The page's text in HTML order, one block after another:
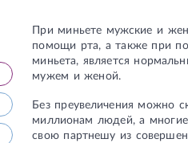
При миньете мужские и
помощи рта, а также при
миньета, является
мужем и женой.
Без преувеличения можно
миллионам людей, а
свою партнешу из